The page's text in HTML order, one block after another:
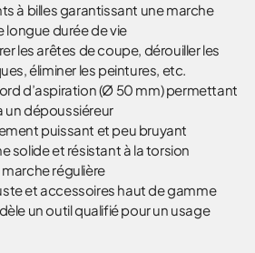
à billes garantissant une marche
longue durée de vie
les arêtes de coupe, dérouiller les
éliminer les peintures, etc.
d’aspiration (Ø 50 mm) permettant
un dépoussiéreur
puissant et peu bruyant
solide et résistant à la torsion
régulière
et accessoires haut de gamme
un outil qualifié pour un usage